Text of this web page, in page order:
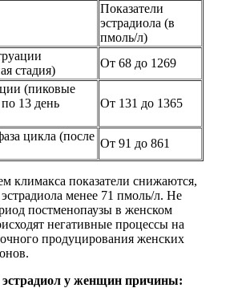
Показатели
эстрадиола (в
пмоль/л)
стадия)
От 68 до 1269
(пиковые
13 день
От 131 до 1365
цикла (после
От 91 до 861
климакса показатели снижаются,
менее 71 пмоль/л. Не
постменопаузы в женском
негативные процессы на
продуцирования женских
у женщин причины: